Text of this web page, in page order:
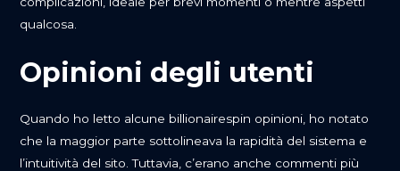
qualcosa.
Opinioni degli utenti
Quando ho letto alcune billionairespin opinioni, ho notato
che la maggior parte sottolineava la rapidità del sistema e
l’intuitività del sito. Tuttavia, c’erano anche commenti più